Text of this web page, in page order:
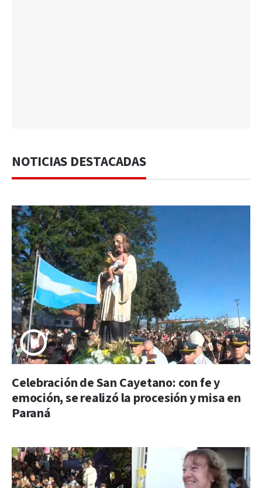
NOTICIAS DESTACADAS
Celebración de San Cayetano: con fe y
emoción, se realizó la procesión y misa en
Paraná